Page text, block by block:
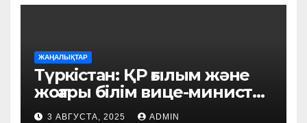
ЖАҢАЛЫҚТАР
Түркістан: ҚР ғылым және
жоғары білім вице-министрі
тұрғындармен кездесті
3 АВГУСТА, 2025 ADMIN